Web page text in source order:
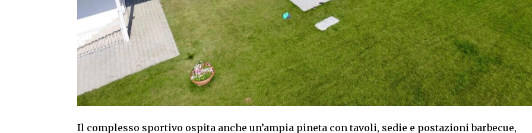
Il complesso sportivo ospita anche un’ampia pineta con tavoli, sedie e postazioni barbecue,